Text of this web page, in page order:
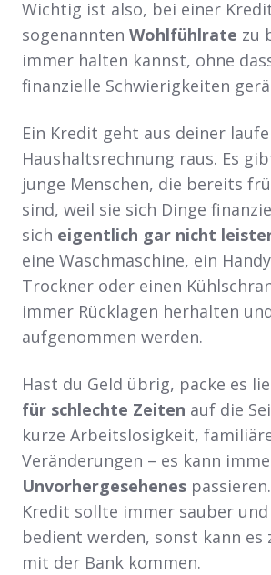
Wichtig ist also, bei einer
sogenannten Wohlfühlrate zu
immer halten kannst, ohne
finanzielle Schwierigkeiten
Ein Kredit geht aus deiner
Haushaltsrechnung raus. Es
junge Menschen, die bereits
sind, weil sie sich Dinge
sich eigentlich gar nicht
eine Waschmaschine, ein
Trockner oder einen
immer Rücklagen herhalten
aufgenommen werden.
Hast du Geld übrig, packe es
für schlechte Zeiten auf die
kurze Arbeitslosigkeit,
Veränderungen – es kann
Unvorhergesehenes
Kredit sollte immer sauber
bedient werden, sonst kann es
mit der Bank kommen.